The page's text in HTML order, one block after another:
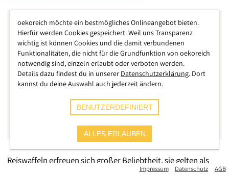
Reiswaffeln erfreuen sich großer Beliebtheit, sie gelten als
kalorienarmer Snack und werden insbesondere auch gerne
Impressum Datenschutz AGB
oekoreich möchte ein bestmögliches Onlineangebot bieten.
Hierfür werden Cookies gespeichert. Weil uns Transparenz
wichtig ist können Cookies und die damit verbundenen
Funktionalitäten, die nicht für die Grundfunktion von oekoreich
notwendig sind, einzeln erlaubt oder verboten werden.
Details dazu findest du in unserer Datenschutzerklärung. Dort
kannst du deine Auswahl auch jederzeit ändern.
BENUTZERDEFINIERT
ALLES ERLAUBEN